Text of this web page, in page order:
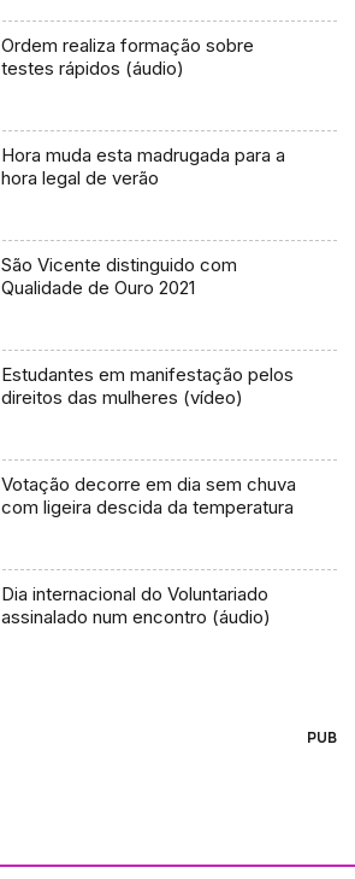
Ordem realiza formação sobre
testes rápidos (áudio)
Hora muda esta madrugada para a
hora legal de verão
São Vicente distinguido com
Qualidade de Ouro 2021
Estudantes em manifestação pelos
direitos das mulheres (vídeo)
Votação decorre em dia sem chuva
com ligeira descida da temperatura
Dia internacional do Voluntariado
assinalado num encontro (áudio)
PUB